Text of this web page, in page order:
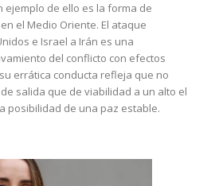
ejemplo de ello es la forma de
el Medio Oriente. El ataque
e Israel a Irán es una
del conflicto con efectos
errática conducta refleja que no
salida que de viabilidad a un alto el
posibilidad de una paz estable.